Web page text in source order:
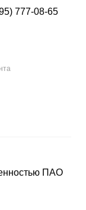
777-08-65
ПАО